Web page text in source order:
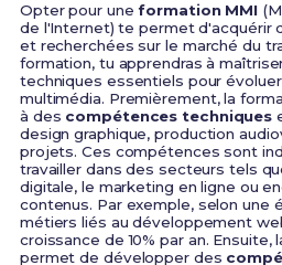
Opter pour uneformation MMI
de l'Internet) te permet d'acquérir
et recherchées sur le marché du
formation, tu apprendras à
techniques essentiels pour
multimédia. Premièrement, la
à des compétences techniques
design graphique, production
projets. Ces compétences sont
travailler dans des secteurs tels
digitale, le marketing en ligne ou
contenus. Par exemple, selon une
métiers liés au développement
croissance de 10% par an. Ensuite,
permet de développer des